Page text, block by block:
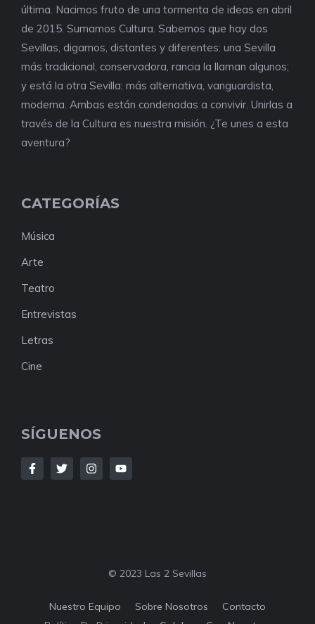
última. Nacimos fruto de una tormenta de ideas en abril
de 2015. Sumamos Cultura. Sabemos que hay dos
Sevillas, digamos, distantes y diferentes: una Sevilla
más tradicional, conservadora, rancia la llaman algunos;
y está la otra Sevilla: más alternativa, vanguardista,
moderna. Ambas están condenadas a convivir. Unirlas a
través de la Cultura es nuestra misión. ¿Te unes a esta
aventura?
CATEGORÍAS
Música
Arte
Teatro
Entrevistas
Letras
Cine
SÍGUENOS
© 2023 Las 2 Sevillas
Nuestro Equipo Sobre Nosotros
Contacto